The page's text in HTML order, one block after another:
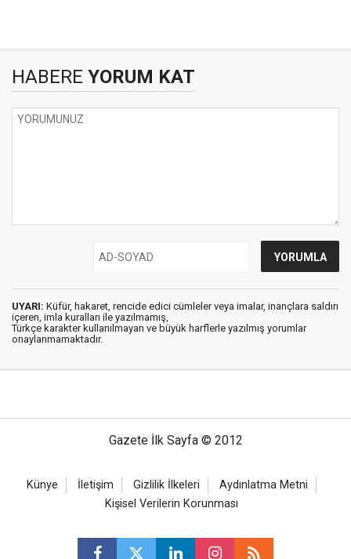
HABERE YORUM KAT
UYARI: Küfür, hakaret, rencide edici cümleler veya imalar, inançlara saldırı
içeren, imla kuralları ile yazılmamış,
Türkçe karakter kullanılmayan ve büyük harflerle yazılmış yorumlar
onaylanmamaktadır.
Gazete İlk Sayfa © 2012
Künye İletişim Gizlilik İlkeleri
Aydınlatma Metni
Kişisel Verilerin Korunması